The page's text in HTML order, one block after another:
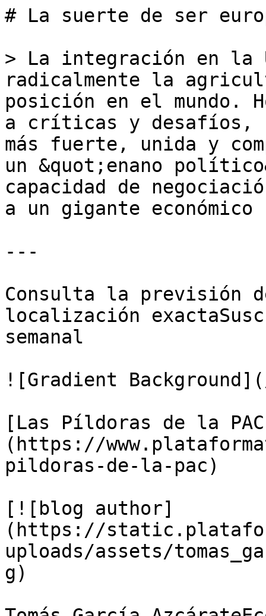
# La suerte de ser
> La integración en la
radicalmente la
posición en el mundo.
a críticas y desafíos,
más fuerte, unida y
un &quot;enano
capacidad de
a un gigante económico
---
Consulta la previsión
localización
semanal
![Gradient
[Las Píldoras de la
(https://
pildoras-de-la-pac)
[![blog author]
(https://
uploads/assets/
g)